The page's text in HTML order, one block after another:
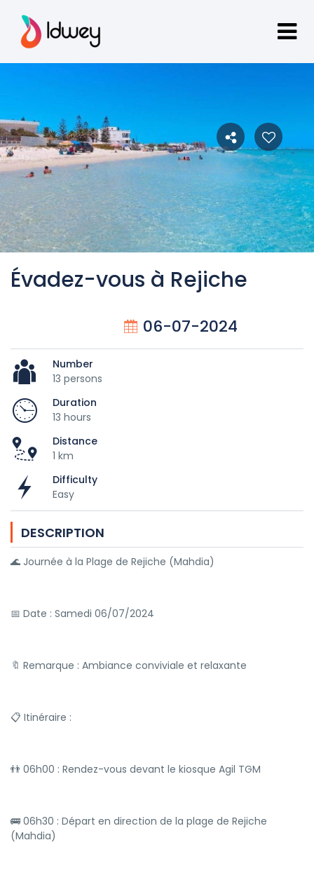
Évadez-vous à Rejiche
06-07-2024
Number
13 persons
Duration
13 hours
Distance
1 km
Difficulty
Easy
DESCRIPTION
🌊 Journée à la Plage de Rejiche (Mahdia)
📅 Date : Samedi 06/07/2024
🔖 Remarque : Ambiance conviviale et relaxante
📋 Itinéraire :
👬 06h00 : Rendez-vous devant le kiosque Agil TGM
🚌 06h30 : Départ en direction de la plage de Rejiche
(Mahdia)